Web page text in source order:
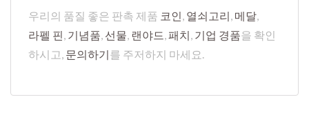
우리의 품질 좋은 판촉 제품 코인, 열쇠고리, 메달,
라펠 핀, 기념품, 선물, 랜야드,패치, 기업 경품을 확인
하시고, 문의하기를 주저하지 마세요.